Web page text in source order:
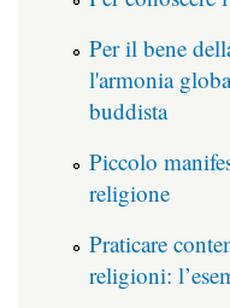
Per il bene
l'armonia
buddista
Piccolo
religione
Praticare
religioni: